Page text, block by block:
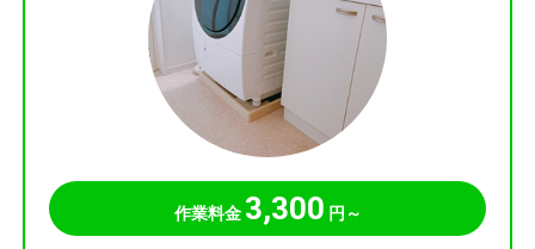
作業料金 3,300 円～